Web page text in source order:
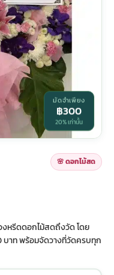
มัดจำเพียง
฿300
20% เท่านั้น
🌸 ดอกไม้สด
หรีดดอกไม้สดถึงวัด โดย
บาท พร้อมจัดวางที่วัดครบทุก